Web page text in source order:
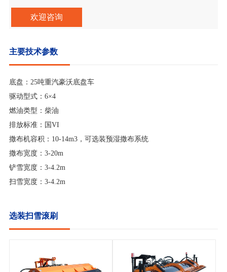
欢迎咨询
主要技术参数
底盘：25吨重汽豪沃底盘车
驱动型式：6×4
燃油类型：柴油
排放标准：国VI
撒布机容积：10-14m3，可选装预湿撒布系统
撒布宽度：3-20m
铲雪宽度：3-4.2m
扫雪宽度：3-4.2m
选装扫雪滚刷